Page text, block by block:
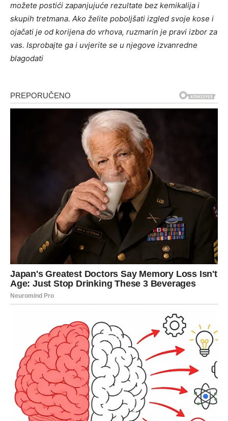
možete postići zapanjujuće rezultate bez kemikalija i
skupih tretmana. Ako želite poboljšati izgled svoje kose i
ojačati je od korijena do vrhova, ruzmarin je pravi izbor za
vas. Isprobajte ga i uvjerite se u njegove izvanredne
blagodati